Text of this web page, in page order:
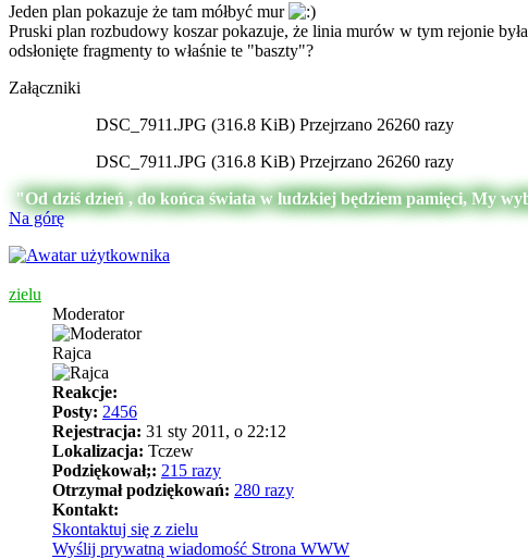
Jeden plan pokazuje że tam mółbyć mur
Pruski plan rozbudowy koszar pokazuje, że linia murów w tym rejonie
odsłonięte fragmenty to właśnie te "baszty"?
Załączniki
DSC_7911.JPG (316.8 KiB) Przejrzano 26260 razy
DSC_7911.JPG (316.8 KiB) Przejrzano 26260 razy
"Od dziś dzień , do końca świata w ludzkiej będziem pamięci, My
Na górę
zielu
Moderator
Rajca
Reakcje:
Posty: 2456
Rejestracja: 31 sty 2011, o 22:12
Lokalizacja: Tczew
Podziękował;: 215 razy
Otrzymał podziękowań: 280 razy
Kontakt:
Skontaktuj się z zielu
Wyślij prywatną wiadomość Strona WWW